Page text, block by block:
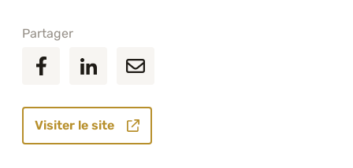
Partager
Visiter le site